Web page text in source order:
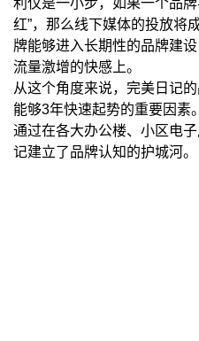
红”，那么线下媒体的投放将
牌能够进入长期性的品牌建
流量激增的快感上。
从这个角度来说，完美日记
能够3年快速起势的重要因素。
通过在各大办公楼、小区电
记建立了品牌认知的护城河。